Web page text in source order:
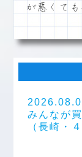
が悪くて
みんなが
（長崎・